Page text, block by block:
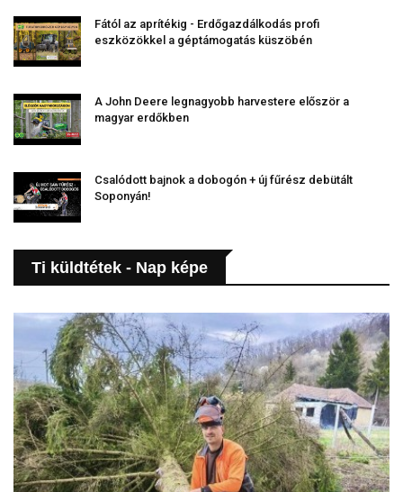
Fától az aprítékig - Erdőgazdálkodás profi
eszközökkel a géptámogatás küszöbén
A John Deere legnagyobb harvestere először a
magyar erdőkben
Csalódott bajnok a dobogón + új fűrész debütált
Soponyán!
Ti küldtétek - Nap képe